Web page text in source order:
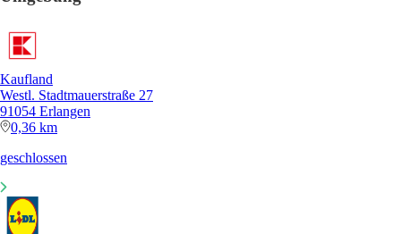
Kaufland
Westl. Stadtmauerstraße 27
91054 Erlangen
0,36 km
geschlossen